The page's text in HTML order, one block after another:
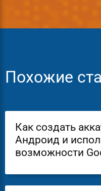
Похожие
Как создать
Андроид и
возможности